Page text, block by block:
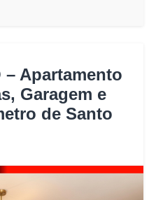
– Apartamento
Garagem e
de Santo